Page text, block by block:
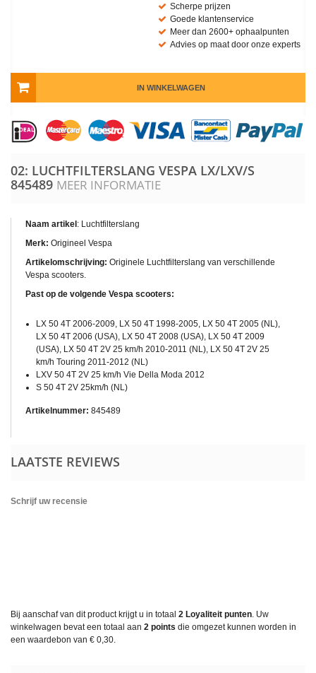
Scherpe prijzen
Goede klantenservice
Meer dan 2600+ ophaalpunten
Advies op maat door onze experts
IN WINKELWAGEN
02: LUCHTFILTERSLANG VESPA LX/LXV/S
845489 MEER INFORMATIE
Naam artikel : Luchtfilterslang
Merk: Origineel Vespa
Artikelomschrijving: Originele Luchtfilterslang van verschillende
Vespa scooters.
Past op de volgende Vespa scooters:
LX 50 4T 2006-2009, LX 50 4T 1998-2005, LX 50 4T 2005 (NL),
LX 50 4T 2006 (USA), LX 50 4T 2008 (USA), LX 50 4T 2009
(USA), LX 50 4T 2V 25 km/h 2010-2011 (NL), LX 50 4T 2V 25
km/h Touring 2011-2012 (NL)
LXV 50 4T 2V 25 km/h Vie Della Moda 2012
S 50 4T 2V 25km/h (NL)
Artikelnummer: 845489
LAATSTE REVIEWS
Schrijf uw recensie
Bij aanschaf van dit product krijgt u in totaal 2 Loyaliteit punten. Uw
winkelwagen bevat een totaal aan 2 points die omgezet kunnen worden in
een waardebon van € 0,30.